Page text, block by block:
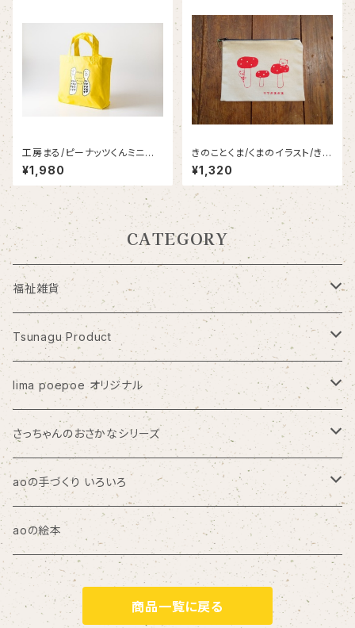
工房まる/ピーナッツくんミニバッ
グ/ランチバッグ/ビタミンカラー
バッグ
¥1,980
きのことくま/くまのイラスト/きの
このイラスト/きのこ好き/きのこ
とくまポーチ
¥1,320
CATEGORY
福祉雑貨
PICFA
アトリエ・ブラヴォ
夢ワークあけぼの はんぷ工房 結
工房まる
Tsunagu Product
皿倉展望レストラン『天宮』
淡島神社
lima poepoe オリジナル
なかよしくま
きのことくま
オンガク
LOVE BULLDOG
さっちゃんのおさかなシリーズ
さっちゃんのちいさいおさかな/聴覚障がいのヘルプマーク
知らん人
aoの手づくり いろいろ
トートバッグ
サコッシュ
aoの絵本
商品一覧に戻る